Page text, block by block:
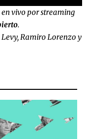
en vivo por streaming
.
Ramiro Lorenzo y